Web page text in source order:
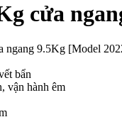
cửa
ngang 9.5Kg [Model
bẩn
vận hành êm